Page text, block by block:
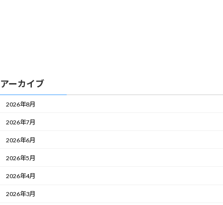
アーカイブ
2026年8月
2026年7月
2026年6月
2026年5月
2026年4月
2026年3月